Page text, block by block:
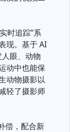
时追踪”系
现。基于 AI
眼、动物
动中也能保
动物摄影以
轻了摄影师
偿，配合新